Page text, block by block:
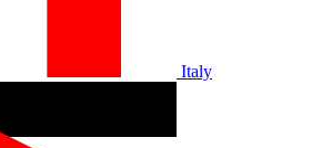
Italy